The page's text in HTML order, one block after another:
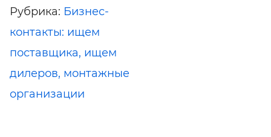
Рубрика: Бизнес-
контакты: ищем
поставщика, ищем
дилеров, монтажные
организации